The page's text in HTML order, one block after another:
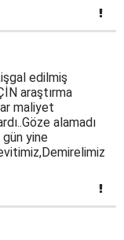
edilmiş
araştırma
maliyet
alamadı
yine